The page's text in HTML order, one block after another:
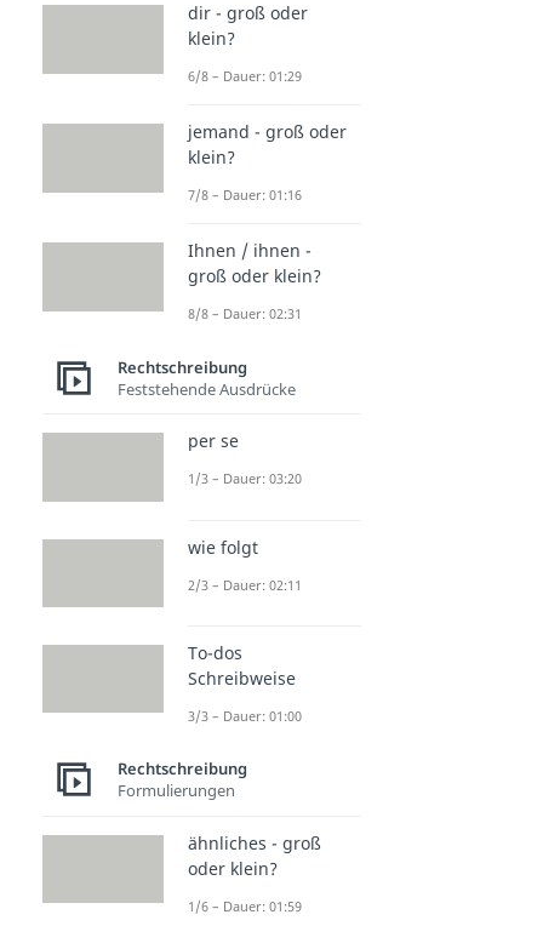
dir - groß oder
klein?
6/8 – Dauer: 01:29
jemand - groß oder
klein?
7/8 – Dauer: 01:16
Ihnen / ihnen -
groß oder klein?
8/8 – Dauer: 02:31
Rechtschreibung
Feststehende Ausdrücke
per se
1/3 – Dauer: 03:20
wie folgt
2/3 – Dauer: 02:11
To-dos
Schreibweise
3/3 – Dauer: 01:00
Rechtschreibung
Formulierungen
ähnliches - groß
oder klein?
1/6 – Dauer: 01:59